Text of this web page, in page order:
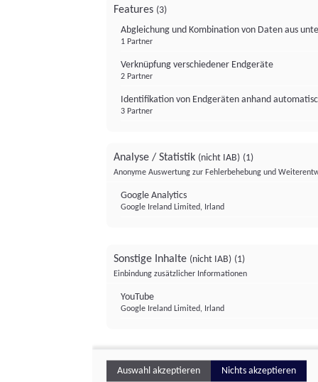
Features (3)
Abgleichung und Kombination von Daten aus
1 Partner
Verknüpfung verschiedener Endgeräte
2 Partner
Identifikation von Endgeräten anhand
3 Partner
Analyse / Statistik (nicht IAB) (1)
Anonyme Auswertung zur Fehlerbehebung und
Google Analytics
Google Ireland Limited, Irland
Sonstige Inhalte (nicht IAB) (1)
Einbindung zusätzlicher Informationen
YouTube
Google Ireland Limited, Irland
Auswahl akzeptieren Nichts akzeptieren